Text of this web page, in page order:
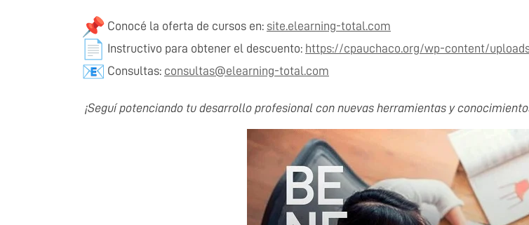
Conocé la oferta de cursos en: site.elearning-total.com
Instructivo para obtener el descuento: https://cpauchaco.org/wp-content/
Consultas: consultas@elearning-total.com
¡Seguí potenciando tu desarrollo profesional con nuevas herramientas y